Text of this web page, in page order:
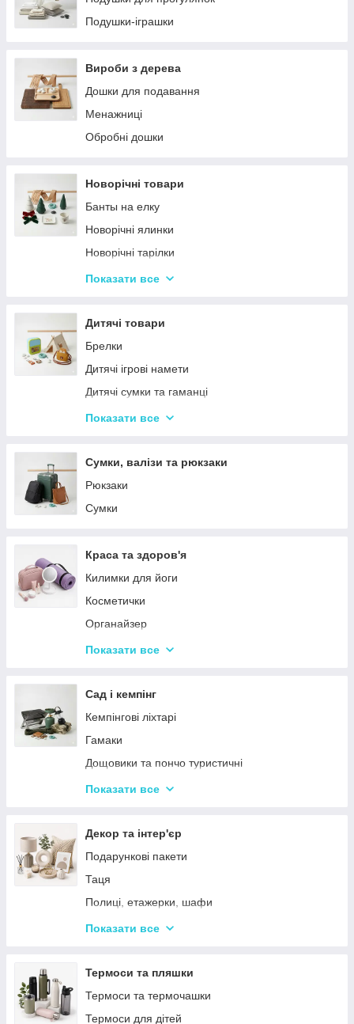
Подушки-іграшки
Вироби з дерева
Дошки для подавання
Менажниці
Обробні дошки
Новорічні товари
Банты на елку
Новорічні ялинки
Новорічні тарілки
Новорічні фігурки та статуетки
Столовий посуд
Хвойні гірлянди
Показати все
Дитячі товари
Брелки
Дитячі ігрові намети
Дитячі сумки та гаманці
Дитячі фотокамери
Показати все
Сумки, валізи та рюкзаки
Рюкзаки
Сумки
Краса та здоров'я
Килимки для йоги
Косметички
Органайзер
Косметичні дзеркала
Стайлери
Плойки
Машинки для стриження
Воскоплави
Лампи для манікюр
Електробритви
Фени
Гофре та випрямлячі для волосся
Ручні масажери для тіла
Показати все
Сад і кемпінг
Кемпінгові ліхтарі
Гамаки
Дощовики та пончо туристичні
Садове освітлення
Термосумки
Туристичні інструменти та набори
Туристичні нагрівачі
Туристичні плити
Аксесуари
Мангали
Набори для пікніка
Туристичні килимки
Показати все
Декор та інтер'єр
Подарункові пакети
Таця
Полиці, етажерки, шафи
Серветки сервірувальні
Сміттєві відра
Новогодний декор
Декоративні таці
Показати все
Термоси та пляшки
Термоси та термочашки
Термоси для дітей